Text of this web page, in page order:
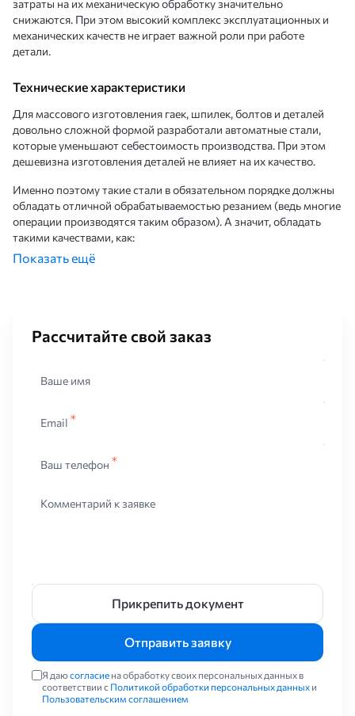
затраты на их механическую обработку значительно
снижаются. При этом высокий комплекс эксплуатационных и
механических качеств не играет важной роли при работе
детали.
Технические характеристики
Для массового изготовления гаек, шпилек, болтов и деталей
довольно сложной формой разработали автоматные стали,
которые уменьшают себестоимость производства. При этом
дешевизна изготовления деталей не влияет на их качество.
Именно поэтому такие стали в обязательном порядке должны
обладать отличной обрабатываемостью резанием (ведь многие
операции производятся таким образом). А значит, обладать
такими качествами, как:
Невысоким уровнем износа режущего инструмента.
Возможностью резания деталей на высоких скоростях для
увеличения производительности.
Применение
метизы, у которых невысокие требования к механическим
и достаточно ответственные детали. Например, шестерни или
валы. То есть, детали, содержащие кальций. Легированные
кальция применяются для производства нагруженных деталей
производится при температурах от 950 до 1200 градусов по
Показать ещё
Рассчитайте свой заказ
Ваше имя
Email
Ваш телефон
Комментарий к заявке
Прикрепить документ
Отправить заявку
Я даюсогласие на обработку своих персональных данных в
соответствии с Политикой обработки персональных данных и
Пользовательским соглашением